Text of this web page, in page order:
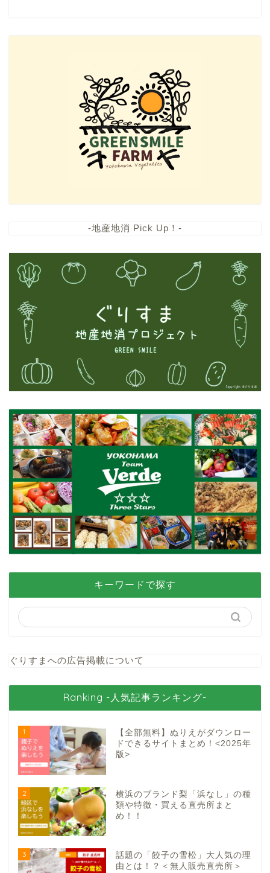
-地産地消 Pick Up！-
キーワードで探す
ぐりすまへの広告掲載について
Ranking -人気記事ランキング-
1
【全部無料】ぬりえがダウンロー
ドできるサイトまとめ！<2025年
版>
2
横浜のブランド梨「浜なし」の種
類や特徴・買える直売所まと
め！！
3
話題の「餃子の雪松」大人気の理
由とは！？＜無人販売直売所＞